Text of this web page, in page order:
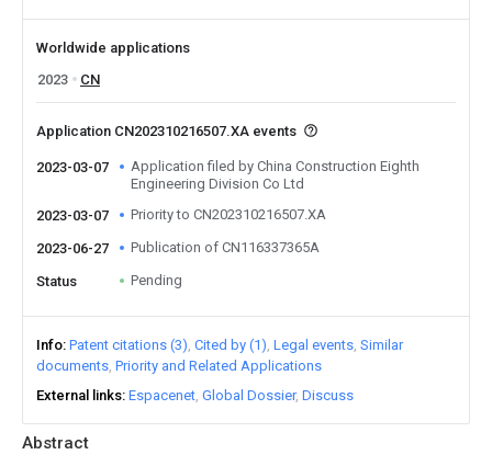
Abstract
Worldwide applications
2023
CN
Application CN202310216507.XA events
2023-03-07
Application filed by China Construction Eighth
Engineering Division Co Ltd
2023-03-07
Priority to CN202310216507.XA
2023-06-27 Publication of CN116337365A
Status Pending
Info Patent citations (3) Cited by (1) Legal events Similar
documents Priority and Related Applications
External links Espacenet Global Dossier Discuss